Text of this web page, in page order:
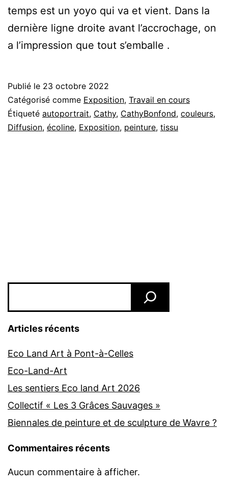
temps est un yoyo qui va et vient. Dans la
dernière ligne droite avant l’accrochage, on
a l’impression que tout s’emballe .
Publié le 23 octobre 2022
Catégorisé comme Exposition, Travail en cours
Étiqueté autoportrait, Cathy, CathyBonfond, couleurs,
Diffusion, écoline, Exposition, peinture, tissu
Articles récents
Eco Land Art à Pont-à-Celles
Eco-Land-Art
Les sentiers Eco land Art 2026
Collectif « Les 3 Grâces Sauvages »
Biennales de peinture et de sculpture de Wavre ?
Commentaires récents
Aucun commentaire à afficher.